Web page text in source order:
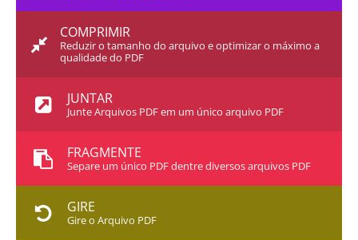
COMPRIMIR
Reduzir o tamanho do arquivo e optimizar o máximo a
qualidade do PDF
JUNTAR
Junte Arquivos PDF em um único arquivo PDF
FRAGMENTE
Separe um único PDF dentre diversos arquivos PDF
GIRE
Gire o Arquivo PDF